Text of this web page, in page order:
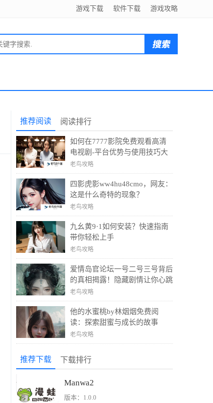
游戏下载 软件下载 游戏攻略
推荐阅读 阅读排行
如何在7777影院免费观看高清
电视剧-平台优势与使用技巧大
揭秘
老鸟攻略
四影虎影ww4hu48cmo，网友：
这是什么奇特的现象？
老鸟攻略
九幺黄9·1如何安装？快速指南
带你轻松上手
老鸟攻略
爱情岛官论坛一号二号三号背后
的真相揭露！隐藏剧情让你心跳
爆表！
老鸟攻略
他的水蜜桃by林烟烟免费阅
读：探索甜蜜与成长的故事
老鸟攻略
推荐下载 下载排行
Manwa2
版本：1.0.0